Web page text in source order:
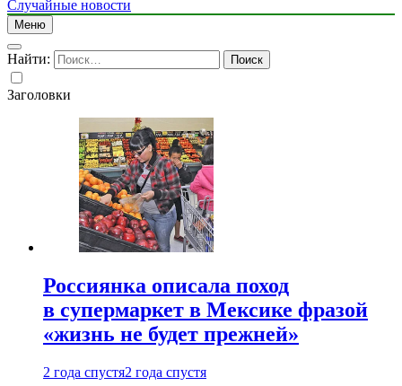
Случайные новости
Меню
Найти:
Заголовки
Россиянка описала поход
в супермаркет в Мексике фразой
«жизнь не будет прежней»
2 года спустя2 года спустя